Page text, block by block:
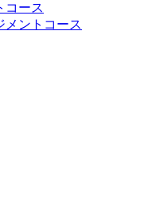
コース
メントコース